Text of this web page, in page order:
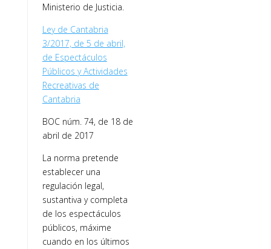
Ministerio de Justicia.
Ley de Cantabria
3/2017, de 5 de abril,
de Espectáculos
Públicos y Actividades
Recreativas de
Cantabria
BOC núm. 74, de 18 de
abril de 2017
La norma pretende
establecer una
regulación legal,
sustantiva y completa
de los espectáculos
públicos, máxime
cuando en los últimos